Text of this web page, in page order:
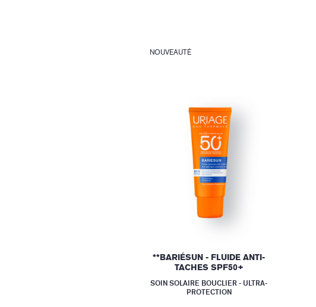
NOUVEAUTÉ
**BARIÉSUN - FLUIDE ANTI-
TACHES SPF50+
SOIN SOLAIRE BOUCLIER - ULTRA-
PROTECTION